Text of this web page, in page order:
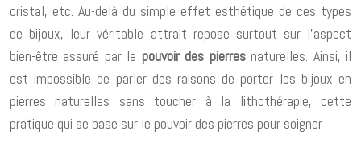
cristal, etc. Au-delà du simple effet esthétique de ces types
de bijoux, leur véritable attrait repose surtout sur l’aspect
bien-être assuré par le pouvoir des pierresnaturelles. Ainsi, il
est impossible de parler des raisons de porter les bijoux en
pierres naturelles sans toucher à la lithothérapie, cette
pratique qui se base sur le pouvoir des pierres pour soigner.